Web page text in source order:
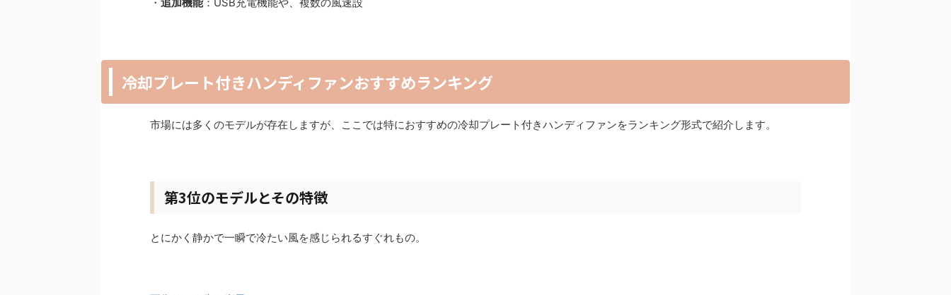
冷却プレート付きハンディファンおすすめランキング
市場には多くのモデルが存在しますが、ここでは特におすすめの冷却プレート付きハンディファンをランキング形式で紹介します。
第3位のモデルとその特徴
とにかく静かで一瞬で冷たい風を感じられるすぐれもの。